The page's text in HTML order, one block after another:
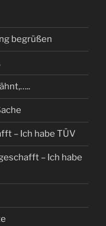
begrüßen
– Ich habe TÜV
– Ich habe